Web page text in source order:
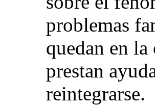
problemas
quedan en
prestan
reintegrarse.